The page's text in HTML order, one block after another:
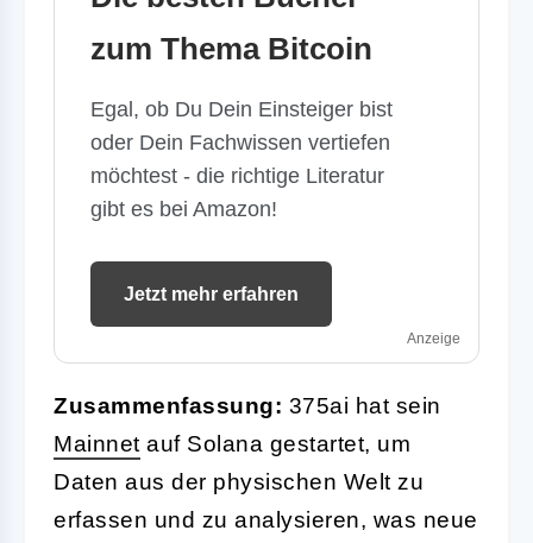
zum Thema Bitcoin
Egal, ob Du Dein Einsteiger bist
oder Dein Fachwissen vertiefen
möchtest - die richtige Literatur
gibt es bei Amazon!
Jetzt mehr erfahren
Anzeige
Zusammenfassung: 375ai hat sein
Mainnet auf Solana gestartet, um
Daten aus der physischen Welt zu
erfassen und zu analysieren, was neue